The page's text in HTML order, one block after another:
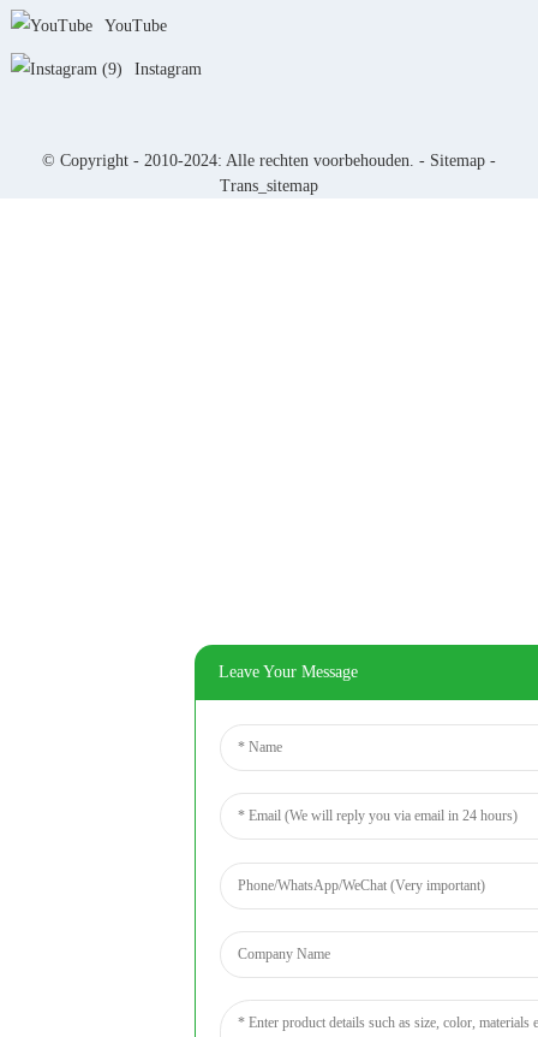
YouTube
Instagram
© Copyright - 2010-2024: Alle rechten voorbehouden. - Sitemap -
Trans_sitemap
Leave Your Message